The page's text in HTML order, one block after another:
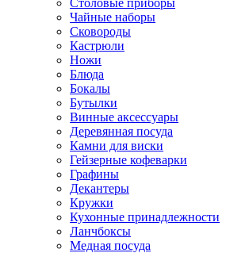
Столовые приборы
Чайные наборы
Сковороды
Кастрюли
Ножи
Блюда
Бокалы
Бутылки
Винные аксессуары
Деревянная посуда
Камни для виски
Гейзерные кофеварки
Графины
Декантеры
Кружки
Кухонные принадлежности
Ланчбоксы
Медная посуда